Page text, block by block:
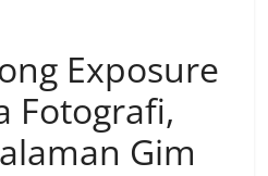
Exposure
Fotografi,
Gim